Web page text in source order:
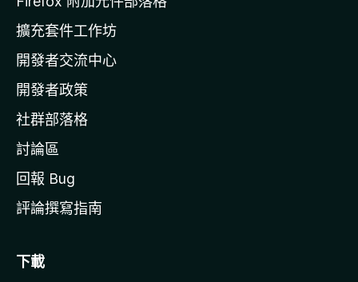
a
官
網
擴充套件工作坊
開發者交流中心
開發者政策
社群部落格
討論區
回報 Bug
評論撰寫指南
下載